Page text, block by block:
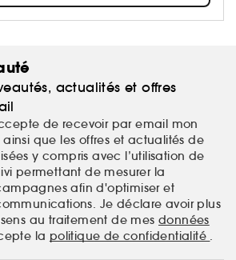
actualités et offres
de recevoir par email mon
que les offres et actualités de
y compris avec l’utilisation de
permettant de mesurer la
afin d'optimiser et
Je déclare avoir plus
au traitement de mes données
la politique de confidentialité .